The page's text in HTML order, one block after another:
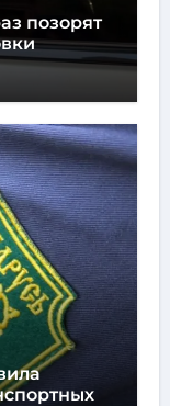
позорят